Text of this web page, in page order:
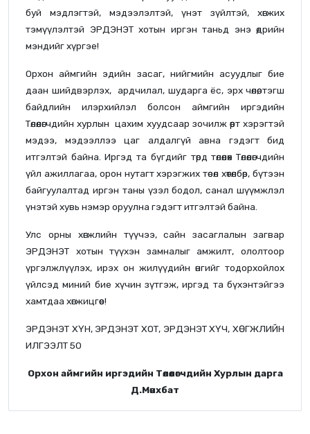
буй мэдлэгтэй, мэдээлэлтэй, үнэт зүйлтэй, хөгжих
тэмүүлэлтэй ЭРДЭНЭТ хотын иргэн таньд энэ өдрийн
мэндийг хүргэе!
Орхон аймгийн эдийн засаг, нийгмийн асуудлыг бие
даан шийдвэрлэх, ардчилал, шударга ёс, эрх чөлөө, тэгш
байдлийн илэрхийлэл болсон аймгийн иргэдийн
Төлөөлөгчдийн хурлын цахим хуудсаар зочилж өөрт хэрэгтэй
мэдээ, мэдээллээ цаг алдалгүй авна гэдэгт бид
итгэлтэй байна. Иргэд та бүгдийг төрд төлөөлөх Төлөөлөгчдийн
үйл ажиллагаа, орон нутагт хэрэгжих төсөл хөтөлбөр, бүтээн
байгуулалтад иргэн таны үзэл бодол, санал шүүмжлэл
үнэтэй хувь нэмэр оруулна гэдэгт итгэлтэй байна.
Улс орны хөгжлийн түүчээ, сайн засаглалын загвар
ЭРДЭНЭТ хотын түүхэн замналыг амжилт, ололтоор
үргэлжлүүлэх, ирэх он жилүүдийн өнгийг тодорхойлох
үйлсэд миний бие хүчин зүтгэж, иргэд та бүхэнтэйгээ
хамтдаа хөгжицгөөе!
ЭРДЭНЭТ ХҮН, ЭРДЭНЭТ ХОТ, ЭРДЭНЭТ ХҮЧ, ХӨГЖЛИЙН
ИЛГЭЭЛТ 50
Орхон аймгийн иргэдийн Төлөөлөгчдийн Хурлын дарга
Д.Мөнхбат